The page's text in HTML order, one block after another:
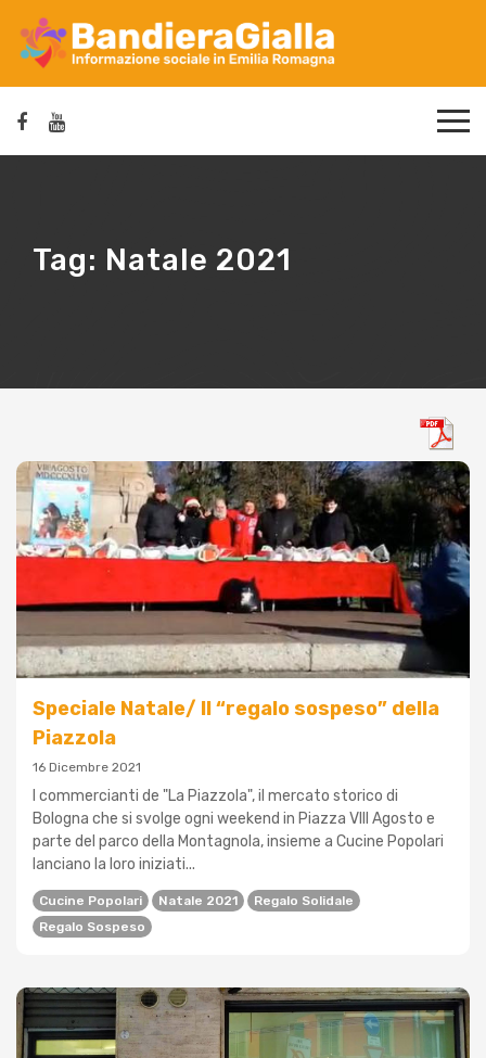
Tag: Natale 2021
Speciale Natale/ Il “regalo sospeso” della
Piazzola
16 Dicembre 2021
I commercianti de "La Piazzola", il mercato storico di
Bologna che si svolge ogni weekend in Piazza VIII Agosto e
parte del parco della Montagnola, insieme a Cucine Popolari
lanciano la loro iniziati...
Cucine Popolari Natale 2021
Regalo Solidale
Regalo Sospeso